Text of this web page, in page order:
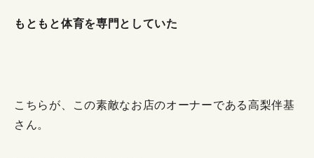
もともと体育を専門としていた
こちらが、この素敵なお店のオーナーである高梨伴基
さん。